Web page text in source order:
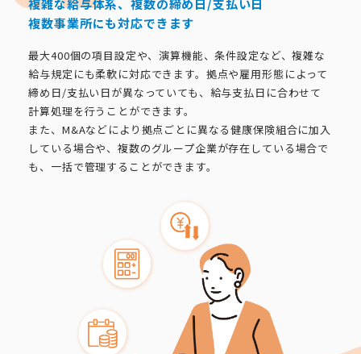
複雑な給与体系、複数の締め日/支払い日
複数事業所にも対応できます
最大400個の項目設定や、演算機能、条件設定など、複雑な
給与規定にも柔軟に対応できます。拠点や雇用形態によって
締め日/支払い日が異なっていても、給与支払日に合わせて
計算処理を行うことができます。
また、M&Aなどにより拠点ごとに異なる健康保険組合に加入
している場合や、複数のグループ企業が存在している場合で
も、一括で管理することができます。